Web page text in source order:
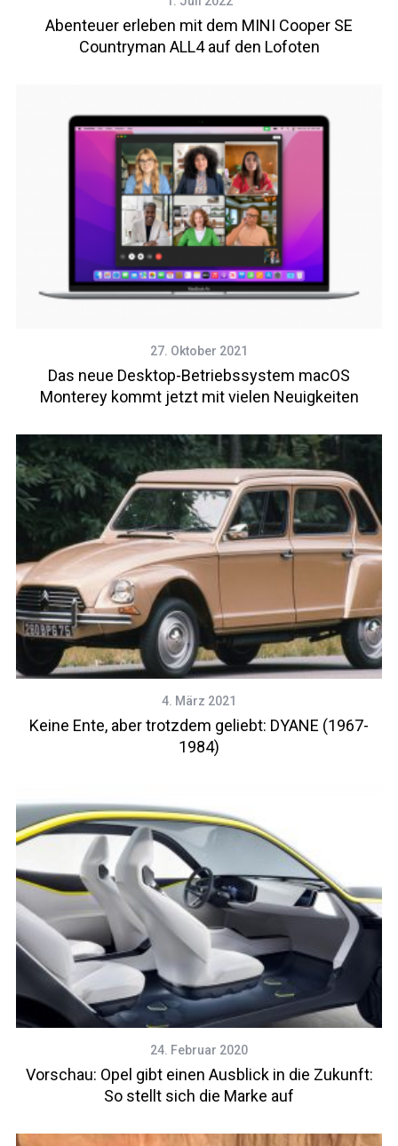
Abenteuer erleben mit dem MINI Cooper SE
Countryman ALL4 auf den Lofoten
27. Oktober 2021
Das neue Desktop-Betriebssystem macOS
Monterey kommt jetzt mit vielen Neuigkeiten
4. März 2021
Keine Ente, aber trotzdem geliebt: DYANE (1967-
1984)
24. Februar 2020
Vorschau: Opel gibt einen Ausblick in die Zukunft:
So stellt sich die Marke auf